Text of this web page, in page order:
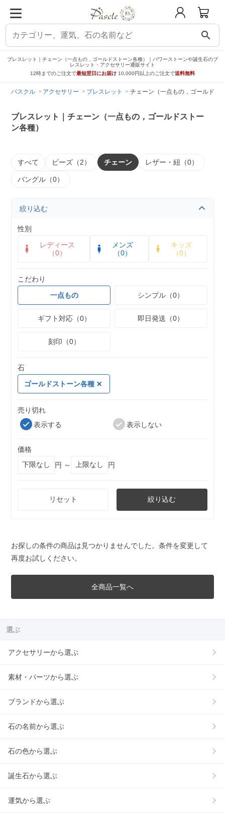
search
ブレスレット｜チェーン（一点もの，ゴールドストーン各種）｜パワーストーンや誕生石のブ
レスレット・アクセサリー通販サイト
12時までのご注文で最短翌日にお届け 10,000円以上のご注文で送料無料
パスクル アクセサリー ブレスレット チェーン（一点もの，ゴールドス
ブレスレット｜チェーン（一点もの，ゴールドストー
ン各種）
すべて ビーズ（2） チェーン レザー・紐（0）
バングル（0）
絞り込む
性別
レディース
（0）
メンズ
（0）
キッズ
（0）
こだわり
一点もの
シンプル（0）
ギフト対応（0） 即日発送（0）
刻印（0）
石
ゴールドストーン各種
売り切れ
表示する
表示しない
価格
円 ～
円
リセット 絞り込む
お探しの条件の商品は見つかりませんでした。条件を変更して
再度お試しください。
全商品一覧へ
選ぶ
アクセサリーから選ぶ
素材・パーツから選ぶ
ブランドから選ぶ
石の名前から選ぶ
石の色から選ぶ
誕生石から選ぶ
運気から選ぶ